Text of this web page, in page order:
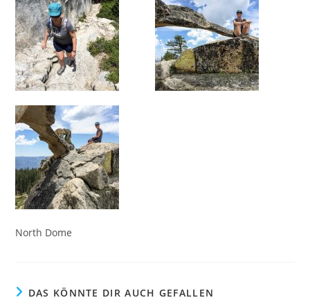
North Dome
DAS KÖNNTE DIR AUCH GEFALLEN